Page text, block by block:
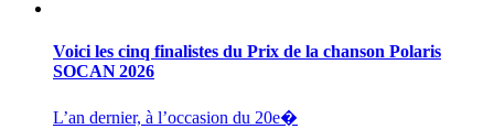
Voici les cinq finalistes du Prix de la chanson Polaris
SOCAN 2026
L’an dernier, à l’occasion du 20e�